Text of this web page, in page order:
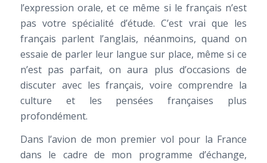
l’expression orale, et ce même si le français n’est
pas votre spécialité d’étude. C’est vrai que les
français parlent l’anglais, néanmoins, quand on
essaie de parler leur langue sur place, même si ce
n’est pas parfait, on aura plus d’occasions de
discuter avec les français, voire comprendre la
culture et les pensées françaises plus
profondément.
Dans l’avion de mon premier vol pour la France
dans le cadre de mon programme d’échange,